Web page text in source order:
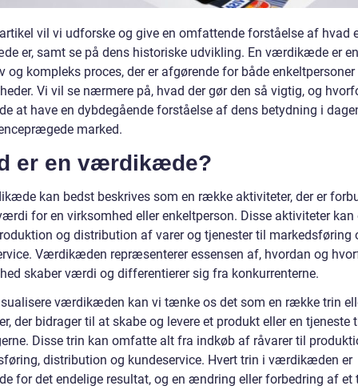
vil vi udforske og give en omfattende forståelse af hvad
er, samt se på dens historiske udvikling. En værdikæde er en
og kompleks proces, der er afgørende for både enkeltpersoner
Vi vil se nærmere på, hvad der gør den så vigtig, og
at have en dybdegående forståelse af dens betydning i
marked.
er en værdikæde?
kan bedst beskrives som en række aktiviteter, der er
for en virksomhed eller enkeltperson. Disse aktiviteter
og distribution af varer og tjenester til markedsføring
Værdikæden repræsenterer essensen af, hvordan og
skaber værdi og differentierer sig fra konkurrenterne.
værdikæden kan vi tænke os det som en række trin
der bidrager til at skabe og levere et produkt eller en tjeneste
Disse trin kan omfatte alt fra indkøb af råvarer til
distribution og kundeservice. Hvert trin i værdikæden er
for det endelige resultat, og en ændring eller forbedring af et